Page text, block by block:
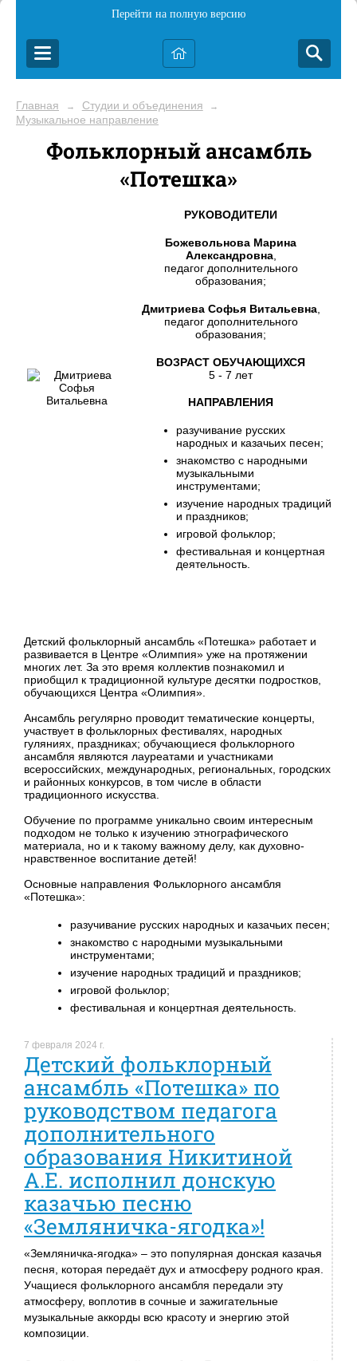
Перейти на полную версию
Главная → Студии и объединения →
Музыкальное направление
Фольклорный ансамбль
«Потешка»
РУКОВОДИТЕЛИ
Божевольнова Марина
Александровна,
педагог дополнительного
образования;
Дмитриева Софья Витальевна,
педагог дополнительного
образования;
ВОЗРАСТ ОБУЧАЮЩИХСЯ
5 - 7 лет
НАПРАВЛЕНИЯ
разучивание русских
народных и казачьих песен;
знакомство с народными
музыкальными
инструментами;
изучение народных традиций
и праздников;
игровой фольклор;
фестивальная и концертная
деятельность.
Детский фольклорный ансамбль «Потешка» работает и
развивается в Центре «Олимпия» уже на протяжении
многих лет. За это время коллектив познакомил и
приобщил к традиционной культуре десятки подростков,
обучающихся Центра «Олимпия».
Ансамбль регулярно проводит тематические концерты,
участвует в фольклорных фестивалях, народных
гуляниях, праздниках; обучающиеся фольклорного
ансамбля являются лауреатами и участниками
всероссийских, международных, региональных, городских
и районных конкурсов, в том числе в области
традиционного искусства.
Обучение по программе уникально своим интересным
подходом не только к изучению этнографического
материала, но и к такому важному делу, как духовно-
нравственное воспитание детей!
Основные направления Фольклорного ансамбля
«Потешка»:
разучивание русских народных и казачьих песен;
знакомство с народными музыкальными
инструментами;
изучение народных традиций и праздников;
игровой фольклор;
фестивальная и концертная деятельность.
7 февраля 2024 г.
Детский фольклорный
ансамбль «Потешка» по
руководством педагога
дополнительного
образования Никитиной
А.Е. исполнил донскую
казачью песню
«Земляничка-ягодка»!
«Земляничка-ягодка» – это популярная донская казачья
песня, которая передаёт дух и атмосферу родного края.
Учащиеся фольклорного ансамбля передали эту
атмосферу, воплотив в сочные и зажигательные
музыкальные аккорды всю красоту и энергию этой
композиции.